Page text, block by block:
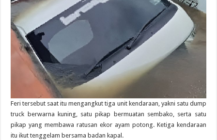
Feri tersebut saat itu mengangkut tiga unit kendaraan, yakni satu dump
truck berwarna kuning, satu pikap bermuatan sembako, serta satu
pikap yang membawa ratusan ekor ayam potong. Ketiga kendaraan
itu ikut tenggelam bersama badan kapal.